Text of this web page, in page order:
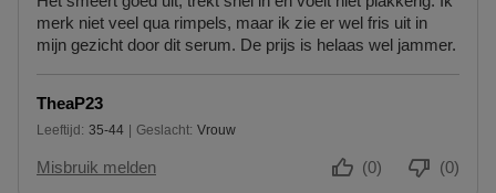
merk niet veel qua rimpels, maar ik zie er wel fris uit in
mijn gezicht door dit serum. De prijs is helaas wel jammer.
T
E
N
N
U
N
N
U
N
N
TheaP23
Leeftijd
35 tot 44 35-44 Geslacht Vrouw
Misbruik melden (0)
(0)